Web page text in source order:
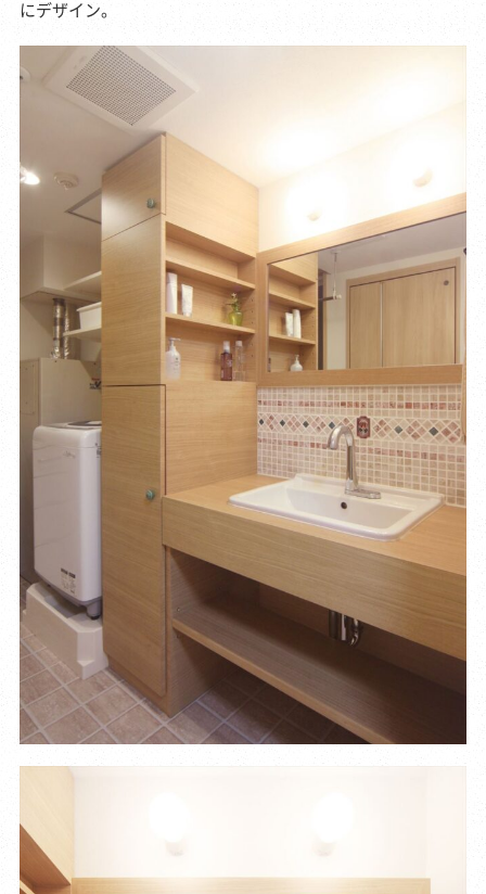
にデザイン。